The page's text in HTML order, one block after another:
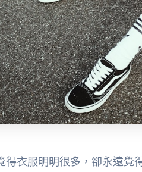
得衣服明明很多，卻永遠覺